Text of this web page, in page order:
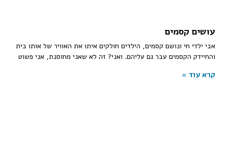
עושים קסמים
אבי ילדי חי ונושם קסמים, הילדים חולקים איתו את האוויר של אותו בית
והחיידק הקסמים עבר גם עליהם. ואני? זה לא שאני מחוסנת, אני פשוט
קרא עוד »